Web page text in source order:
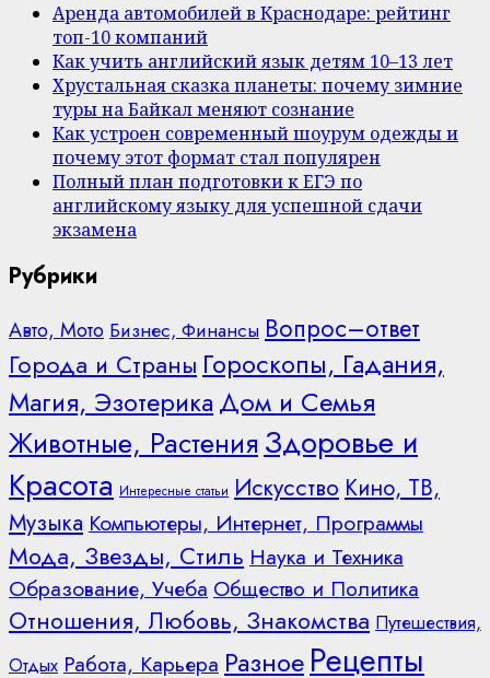
Аренда автомобилей в Краснодаре: рейтинг
топ-10 компаний
Как учить английский язык детям 10–13 лет
Хрустальная сказка планеты: почему зимние
туры на Байкал меняют сознание
Как устроен современный шоурум одежды и
почему этот формат стал популярен
Полный план подготовки к ЕГЭ по
английскому языку для успешной сдачи
экзамена
Рубрики
Авто, Мото Бизнес, Финансы Вопрос–ответ
Города и Страны Гороскопы, Гадания,
Магия, Эзотерика Дом и Семья
Животные, Растения Здоровье и
Красота Интересные статьи Искусство Кино, ТВ,
Музыка Компьютеры, Интернет, Программы
Мода, Звезды, Стиль Наука и Техника
Образование, Учеба Общество и Политика
Отношения, Любовь, Знакомства Путешествия,
Отдых Работа, Карьера Разное Рецепты